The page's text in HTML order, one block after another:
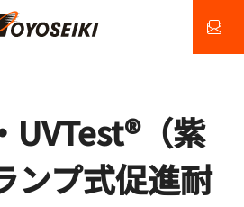
UVTest®（紫
ンプ式促進耐